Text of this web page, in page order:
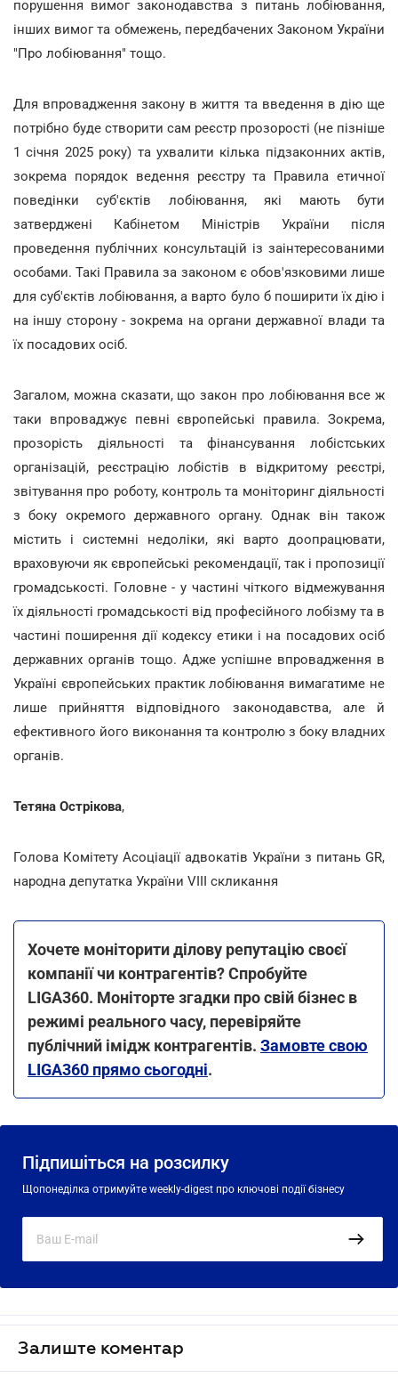
порушення вимог законодавства з питань лобіювання,
інших вимог та обмежень, передбачених Законом України
"Про лобіювання" тощо.
Для впровадження закону в життя та введення в дію ще
потрібно буде створити сам реєстр прозорості (не пізніше
1 січня 2025 року) та ухвалити кілька підзаконних актів,
зокрема порядок ведення реєстру та Правила етичної
поведінки суб'єктів лобіювання, які мають бути
затверджені Кабінетом Міністрів України після
проведення публічних консультацій із заінтересованими
особами. Такі Правила за законом є обов'язковими лише
для суб'єктів лобіювання, а варто було б поширити їх дію і
на іншу сторону - зокрема на органи державної влади та
їх посадових осіб.
Загалом, можна сказати, що закон про лобіювання все ж
таки впроваджує певні європейські правила. Зокрема,
прозорість діяльності та фінансування лобістських
організацій, реєстрацію лобістів в відкритому реєстрі,
звітування про роботу, контроль та моніторинг діяльності
з боку окремого державного органу. Однак він також
містить і системні недоліки, які варто доопрацювати,
враховуючи як європейські рекомендації, так і пропозиції
громадськості. Головне - у частині чіткого відмежування
їх діяльності громадськості від професійного лобізму та в
частині поширення дії кодексу етики і на посадових осіб
державних органів тощо. Адже успішне впровадження в
Україні європейських практик лобіювання вимагатиме не
лише прийняття відповідного законодавства, але й
ефективного його виконання та контролю з боку владних
органів.
Тетяна Острікова,
Голова Комітету Асоціації адвокатів України з питань GR,
народна депутатка України VIII скликання
Хочете моніторити ділову репутацію своєї
компанії чи контрагентів? Спробуйте
LIGA360. Моніторте згадки про свій бізнес в
режимі реального часу, перевіряйте
публічний імідж контрагентів. Замовте свою
LIGA360 прямо сьогодні.
Підпишіться на розсилку
Щопонеділка отримуйте weekly-digest про ключові події бізнесу
Залиште коментар